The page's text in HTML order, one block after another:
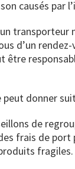
causés par
transporteur
d’un
être
donner
de
frais de port
fragiles.